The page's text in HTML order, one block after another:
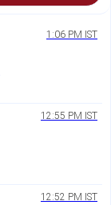
1:06 PM IST
12:55 PM IST
12:52 PM IST